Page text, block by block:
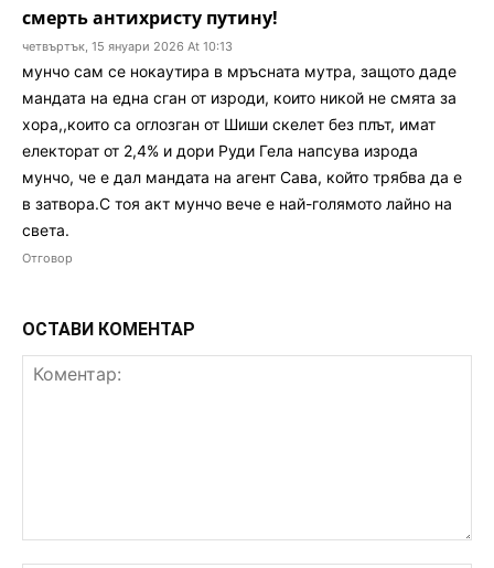
смерть антихристу путину!
четвъртък, 15 януари 2026 At 10:13
мунчо сам се нокаутира в мръсната мутра, защото даде
мандата на една сган от изроди, които никой не смята за
хора,,които са оглозган от Шиши скелет без плът, имат
електорат от 2,4% и дори Руди Гела напсува изрода
мунчо, че е дал мандата на агент Сава, който трябва да е
в затвора.С тоя акт мунчо вече е най-голямото лайно на
света.
Отговор
ОСТАВИ КОМЕНТАР